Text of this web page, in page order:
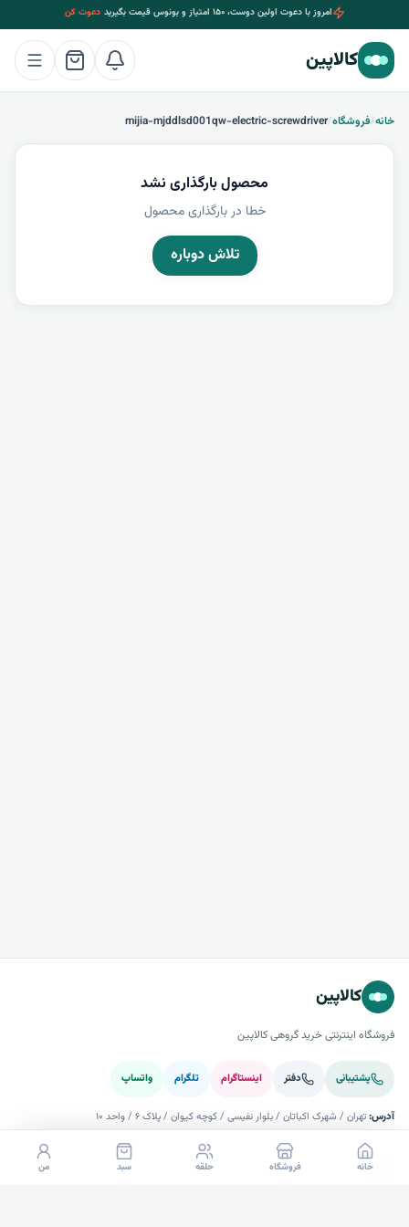
امروز با دعوت اولین دوست، ۱۵۰ امتیاز و بونوس قیمت بگیرید دعوت کن
کالاپین
خانه/فروشگاه/
mijia-mjddlsd001qw-electric-screwdriver
محصول بارگذاری نشد
خطا در بارگذاری محصول
تلاش دوباره
کالاپین
فروشگاه اینترنتی خرید گروهی کالاپین
پشتیبانی دفتر اینستاگرام تلگرام واتساپ
آدرس:تهران / شهرک اکباتان / بلوار نفیسی / کوچه کیوان / پلاک ۶ / واحد ۱۰
خریدخانه فروشگاه حلقه سبد من